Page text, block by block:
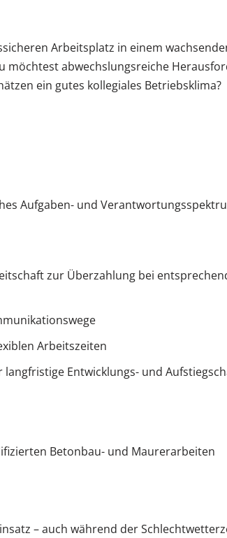
Arbeitsplatz in einem
möchtest abwechslungsreiche
ein gutes kollegiales Betriebsklima?
Aufgaben- und
zur Überzahlung bei
Arbeitszeiten
Entwicklungs- und
Betonbau- und Maurerarbeiten
– auch während der